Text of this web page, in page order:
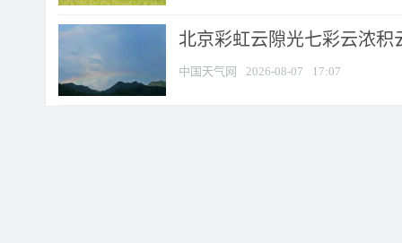
北京彩虹云隙光七彩云浓积
中国天气网 2026-08-07 17:07